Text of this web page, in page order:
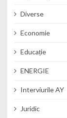
Diverse
Economie
Educație
ENERGIE
Interviurile AY
Juridic